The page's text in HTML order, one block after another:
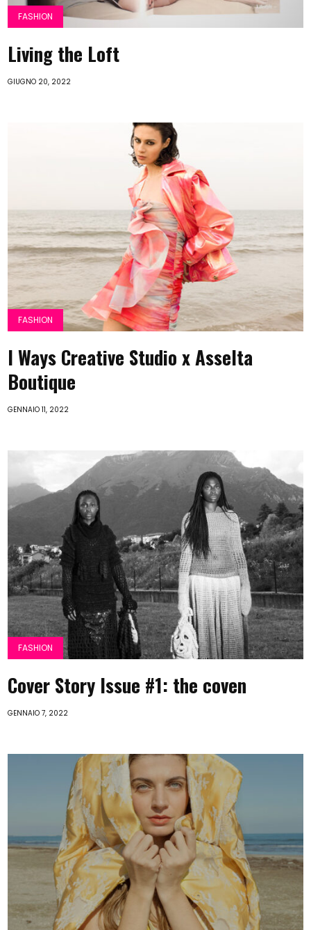
FASHION
Living the Loft
GIUGNO 20, 2022
FASHION
I Ways Creative Studio x Asselta
Boutique
GENNAIO 11, 2022
FASHION
Cover Story Issue #1: the coven
GENNAIO 7, 2022